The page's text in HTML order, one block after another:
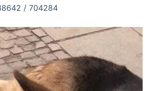
/ 704284